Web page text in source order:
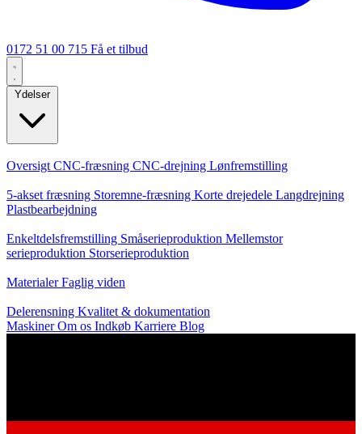
0172 51 00 715 Få et tilbud
Ydelser
Oversigt CNC-fræsning CNC-drejning Lønfremstilling
5-akset fræsning Storemne-fræsning Korte drejedele Langdrejning
Plastbearbejdning
Enkeltdelsfremstilling Småserieproduktion Mellemstor
serieproduktion Storserieproduktion
MaterialerFaglig viden
Delerensning Kvalitet & dokumentation
MaskinerOm os Indkøb Karriere Blog